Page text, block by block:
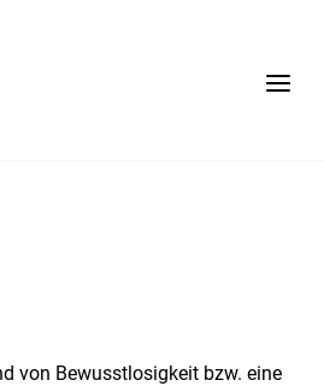
Menu
von Bewusstlosigkeit bzw. eine